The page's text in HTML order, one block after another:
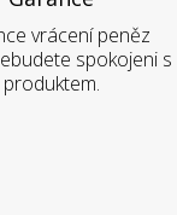
vrácení peněz
spokojeni s
produktem.